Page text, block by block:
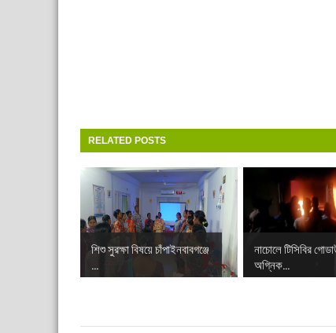
RELATED POSTS
শিশু সুরক্ষা বিষয়ে চাঁপাইনবাবগঞ্জে
...
নাচোলে টিসিবির
অগ্নিক...